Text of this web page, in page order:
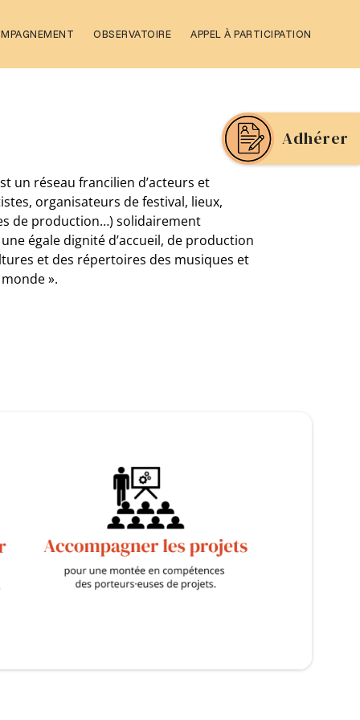
OBSERVATOIRE APPEL À PARTICIPATION
Adhérer
un réseau francilien d’acteurs et
organisateurs de festival, lieux,
de production…) solidairement
égale dignité d’accueil, de production
et des répertoires des musiques et
».